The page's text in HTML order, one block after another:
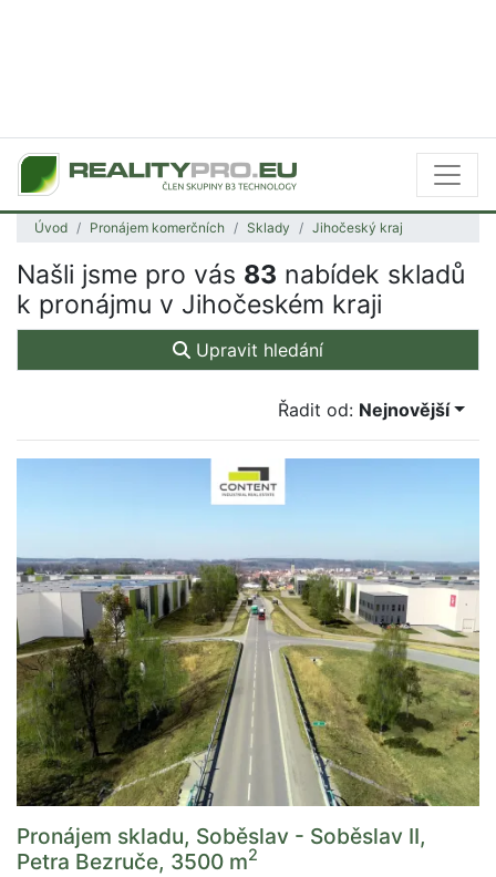
Úvod Pronájem komerčních Sklady Jihočeský kraj
Našli jsme pro vás 83 nabídek skladů
k pronájmu v Jihočeském kraji
Upravit hledání
Řadit od: Nejnovější
Pronájem skladu, Soběslav - Soběslav II,
Petra Bezruče, 3500 m2